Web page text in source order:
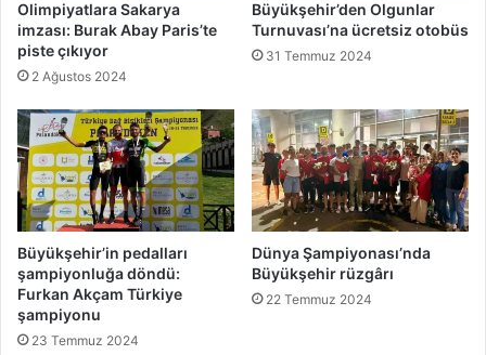
Olimpiyatlara Sakarya
imzası: Burak Abay Paris’te
piste çıkıyor
2 Ağustos 2024
Büyükşehir’den Olgunlar
Turnuvası’na ücretsiz otobüs
31 Temmuz 2024
Büyükşehir’in pedalları
şampiyonluğa döndü:
Furkan Akçam Türkiye
şampiyonu
23 Temmuz 2024
Dünya Şampiyonası’nda
Büyükşehir rüzgârı
22 Temmuz 2024